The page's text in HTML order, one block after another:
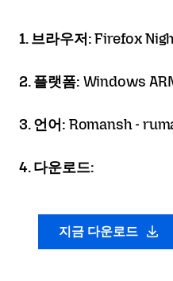
1. 브라우저:Firefox
2. 플랫폼: Windows
3. 언어: Romansh -
4. 다운로드:
지금 다운로드